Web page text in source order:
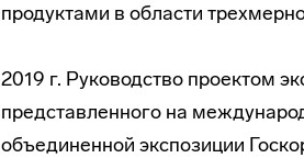
продуктами в области
2019 г. Руководство проектом
представленного на
объединенной экспозиции